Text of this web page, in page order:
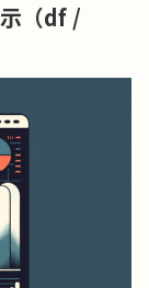
（df /